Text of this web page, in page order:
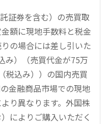
証券を含む）の売買取
額に現地手数料と税金
の場合には差し引いた
み）（売買代金が75万
税込み））の国内売買
金融商品市場での現地
り異なります。外国株
によりご購入いただく